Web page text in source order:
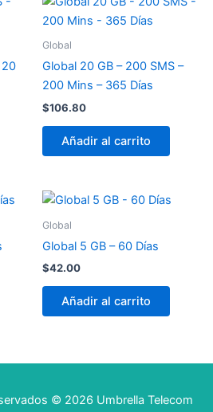
20
Global
Global 20 GB – 200 SMS –
200 Mins – 365 Días
$106.80
Añadir al carrito
Global
Global 5 GB – 60 Días
$42.00
Añadir al carrito
© 2026 Umbrella Telecom